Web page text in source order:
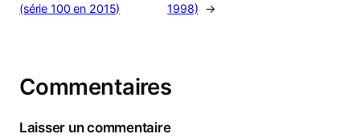
(série 100 en 2015)
1998) →
Commentaires
Laisser un commentaire